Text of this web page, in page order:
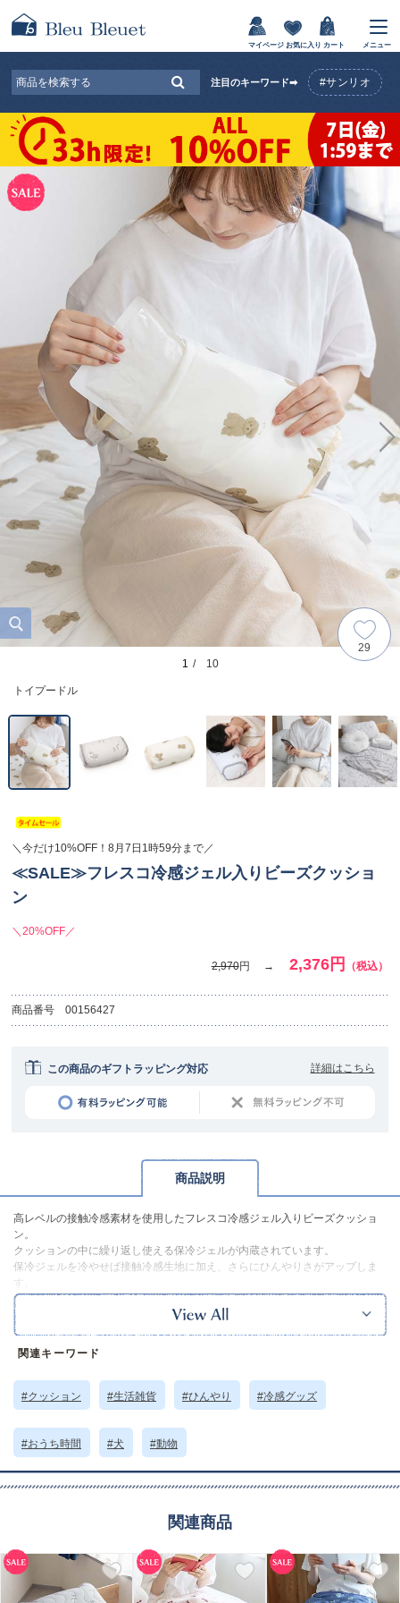
マイページ お気に入り カート メニュー
注目のキーワード➡ #サンリオ
トイプードル
1 / 10
29
＼今だけ10%OFF！8月7日1時59分まで／
≪SALE≫フレスコ冷感ジェル入りビーズクッショ
ン
＼20%OFF／
2,970円 2,376円 （税込）
商品番号 00156427
この商品のギフトラッピング対応 詳細はこちら
商品説明
高レベルの接触冷感素材を使用したフレスコ冷感ジェル入りビーズクッショ
ン。
クッションの中に繰り返し使える保冷ジェルが内蔵されています。
保冷ジェルを冷やせば接触冷感生地に加え、さらにひんやりさがアップしま
す。
ひんやりさらさらした肌触りが心地よく、ちょっとしたお昼寝のまくらにぴ
ったりです。
また腰当てクッション・ひざ上クッションなど生活シーンに合わせて様々な
使い方ができるのもポイント。
にもおすすめです。
同シリーズで揃えればさらにひんやり感を楽しめます◎
カバーは取り外してお洗濯ができます。
※本品に付いているご注意書きをお読みの上ご使用ください。
※実物の色味に近づけて撮影していますが、ご使用の端末やモニター環境に
より、実際の色味と異なって見える場合がございます。
中材：発泡ポリエチレンビーズ ポリエステル
原産国 中国製
関連キーワード
#クッション #生活雑貨 #ひんやり #冷感グッズ
#おうち時間 #犬 #動物
関連商品